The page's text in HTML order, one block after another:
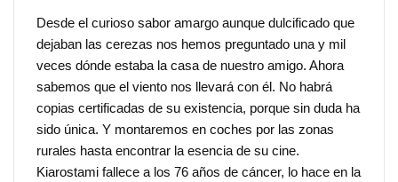
Desde el curioso sabor amargo aunque dulcificado que
dejaban las cerezas nos hemos preguntado una y mil
veces dónde estaba la casa de nuestro amigo. Ahora
sabemos que el viento nos llevará con él. No habrá
copias certificadas de su existencia, porque sin duda ha
sido única. Y montaremos en coches por las zonas
rurales hasta encontrar la esencia de su cine.
Kiarostami fallece a los 76 años de cáncer, lo hace en la